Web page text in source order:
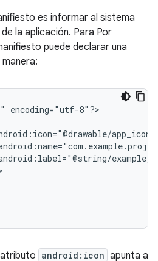
es informar al sistema
la aplicación. Para Por
puede declarar una
encoding="utf-8"?>
android:icon apunta a